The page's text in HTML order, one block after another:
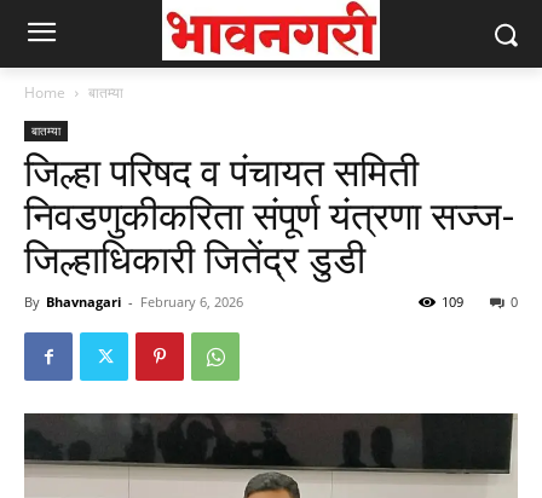
Home बातम्या
बातम्या
जिल्हा परिषद व पंचायत समिती
निवडणुकीकरिता संपूर्ण यंत्रणा सज्ज-
जिल्हाधिकारी जितेंद्र डुडी
By Bhavnagari - February 6, 2026 0
109